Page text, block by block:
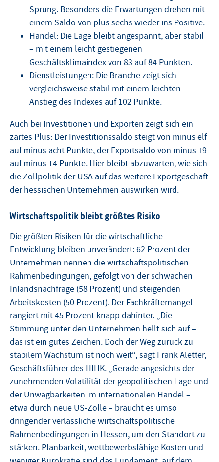
Sprung. Besonders die Erwartungen drehen mit
einem Saldo von plus sechs wieder ins Positive.
Handel: Die Lage bleibt angespannt, aber stabil
– mit einem leicht gestiegenen
Geschäftsklimaindex von 83 auf 84 Punkten.
Dienstleistungen: Die Branche zeigt sich
vergleichsweise stabil mit einem leichten
Anstieg des Indexes auf 102 Punkte.
Auch bei Investitionen und Exporten zeigt sich ein
zartes Plus: Der Investitionssaldo steigt von minus elf
auf minus acht Punkte, der Exportsaldo von minus 19
auf minus 14 Punkte. Hier bleibt abzuwarten, wie sich
die Zollpolitik der USA auf das weitere Exportgeschäft
der hessischen Unternehmen auswirken wird.
Wirtschaftspolitik bleibt größtes Risiko
Die größten Risiken für die wirtschaftliche
Entwicklung bleiben unverändert: 62 Prozent der
Unternehmen nennen die wirtschaftspolitischen
Rahmenbedingungen, gefolgt von der schwachen
Inlandsnachfrage (58 Prozent) und steigenden
Arbeitskosten (50 Prozent). Der Fachkräftemangel
rangiert mit 45 Prozent knapp dahinter. „Die
Stimmung unter den Unternehmen hellt sich auf –
das ist ein gutes Zeichen. Doch der Weg zurück zu
stabilem Wachstum ist noch weit“, sagt Frank Aletter,
Geschäftsführer des HIHK. „Gerade angesichts der
zunehmenden Volatilität der geopolitischen Lage und
der Unwägbarkeiten im internationalen Handel –
etwa durch neue US-Zölle – braucht es umso
dringender verlässliche wirtschaftspolitische
Rahmenbedingungen in Hessen, um den Standort zu
stärken. Planbarkeit, wettbewerbsfähige Kosten und